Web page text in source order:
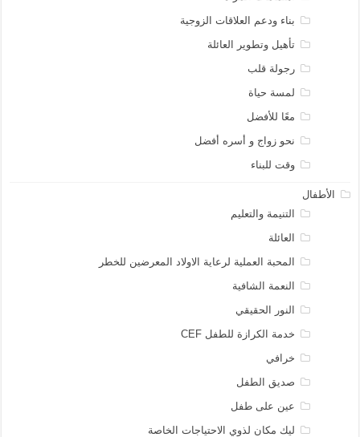
بناء ودعم العلاقات الزوجية
تأهيل وتطوير العائلة
رجولة قلب
لمسة حياة
معًا للأفضل
نحو زواج و أسره أفضل
وقت للبناء
الأطفال
التنيمة والتعليم
العائلة
المحبة العملية لرعاية الاولاد المعرضين للخطر
النعمة الشافية
النور الحقيقي
خدمة الكرازة للطفل CEF
خرافي
صديق الطفل
عين على طفل
ليك مكان لذوي الاحتياجات الخاصة